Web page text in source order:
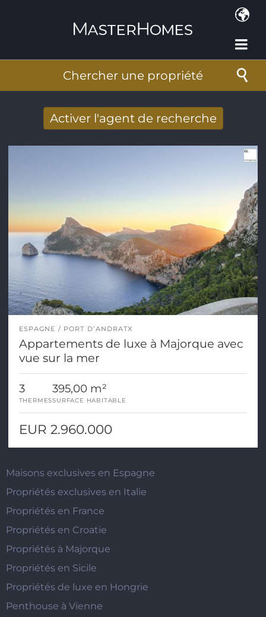
Chercher une propriété
Activer l'agent de recherche
par Email
ESPAGNE PORT D’ANDRATX
Appartements de luxe à Majorque avec
vue sur la mer
3
THERMES
395,00 m²
SURFACE HABITABLE
EUR 2.960.000
Maisons exclusives en Espagne
Propriétés exclusives en Italie
Propriétés en France
Propriétés en Croatie
Propriétés à Majorque
Propriétés en Sicile
Propriétés de luxe en Hongrie
Penthouse à Vienne